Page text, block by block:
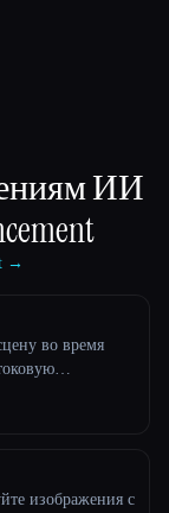
ИИ
→
во время
изображения с